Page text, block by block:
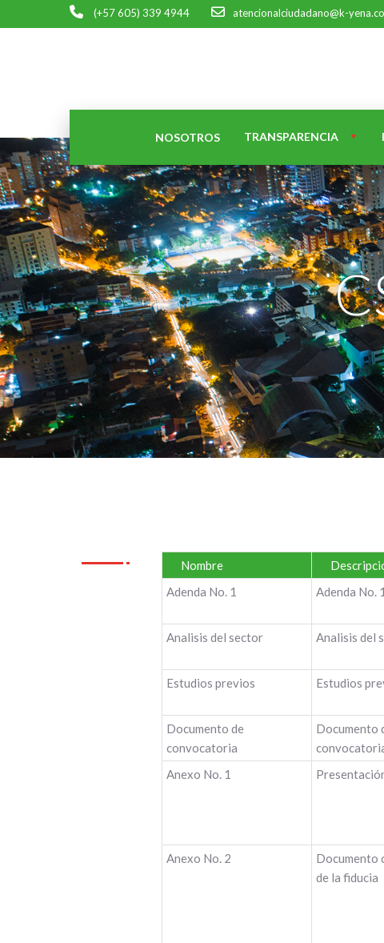
(+57 605) 339 4944 atencionalciudadano@k-
NOSOTROS TRANSPARENCIA
Nombre
Adenda No. 1
Adenda No. 1
Analisis del sector Analisis del
Estudios previos Estudios
Documento de
convocatoria
Documento
Anexo No. 1
Anexo No. 2
Documento
de la fiducia